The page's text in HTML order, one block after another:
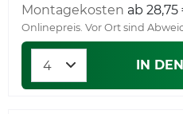
Montagekosten ab 28,75
Onlinepreis. Vor Ort sind
IN